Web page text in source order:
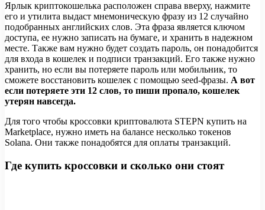
Ярлык криптокошелька расположен справа вверху, нажмите
его и утилита выдаст мнемоническую фразу из 12 случайно
подобранных английских слов. Эта фраза является ключом
доступа, ее нужно записать на бумаге, и хранить в надежном
месте. Также вам нужно будет создать пароль, он понадобится
для входа в кошелек и подписи транзакций. Его также нужно
хранить, но если вы потеряете пароль или мобильник, то
сможете восстановить кошелек с помощью seed-фразы. А вот
если потеряете эти 12 слов, то пиши пропало, кошелек
утерян навсегда.
Для того чтобы кроссовки криптовалюта STEPN купить на
Marketplace, нужно иметь на балансе несколько токенов
Solana. Они также понадобятся для оплаты транзакций.
Где купить кроссовки и сколько они стоят